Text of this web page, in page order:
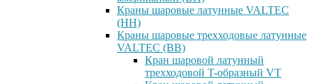
Краны шаровые латунные VALTEC
(НН)
Краны шаровые трехходовые латунные
VALTEC (ВВ)
Кран шаровой латунный
трехходовой T-образный VT